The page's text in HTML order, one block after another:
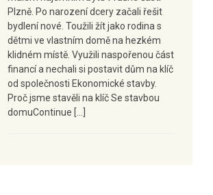
Plzně. Po narození dcery začali řešit
bydlení nové. Toužili žít jako rodina s
dětmi ve vlastním domě na hezkém
klidném místě. Využili naspořenou část
financí a nechali si postavit dům na klíč
od společnosti Ekonomické stavby.
Proč jsme stavěli na klíč Se stavbou
domuContinue […]